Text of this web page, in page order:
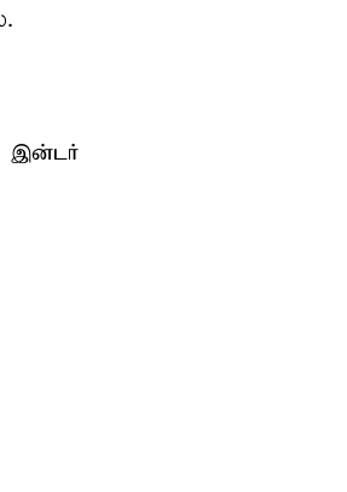
இன்டர்